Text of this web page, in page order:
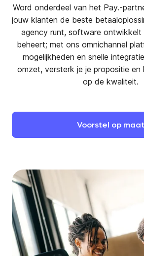
Word onderdeel van het Pay.-
jouw klanten de beste
agency runt, software
beheert; met ons omnichannel
mogelijkheden en snelle
omzet, versterk je je propositie en
op de kwaliteit.
Voorstel op maat